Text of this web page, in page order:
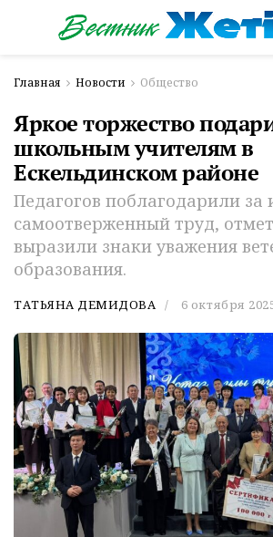
Главная Новости Общество
Яркое торжество
школьным учителям в
Ескельдинском районе
Педагогов поблагодарили за
самоотверженный труд,
выразили знаки уважения
образования.
ТАТЬЯНА ДЕМИДОВА 6 октября